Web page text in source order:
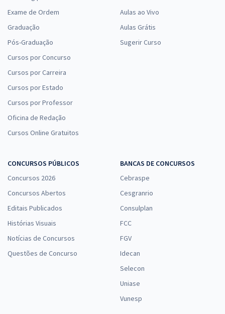
Exame de Ordem
Graduação
Pós-Graduação
Cursos por Concurso
Cursos por Carreira
Cursos por Estado
Cursos por Professor
Oficina de Redação
Cursos Online Gratuitos
Aulas ao Vivo
Aulas Grátis
Sugerir Curso
CONCURSOS PÚBLICOS
Concursos 2026
Concursos Abertos
Editais Publicados
Histórias Visuais
Notícias de Concursos
Questões de Concurso
BANCAS DE CONCURSOS
Cebraspe
Cesgranrio
Consulplan
FCC
FGV
Idecan
Selecon
Uniase
Vunesp